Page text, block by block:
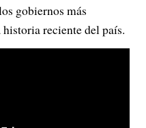
gobiernos más
reciente del país.